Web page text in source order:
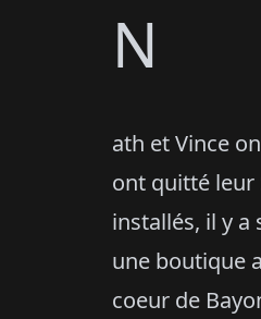
N
ath et Vince
ont quitté leur
installés, il y a
une boutique
coeur de